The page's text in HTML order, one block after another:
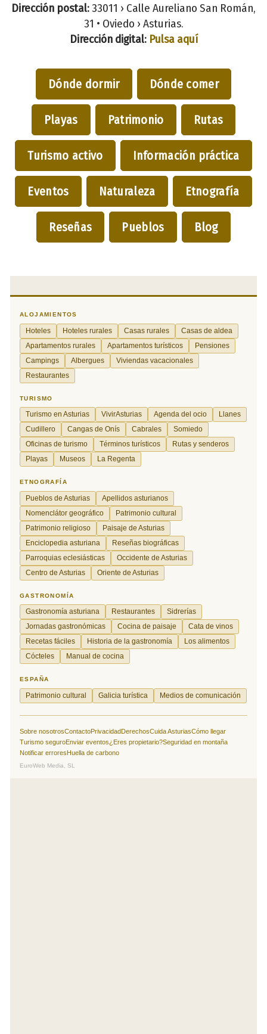
Dirección postal:33011 › Calle Aureliano San Román,
31 • Oviedo › Asturias.
Dirección digital: Pulsa aquí
Dónde dormir Dónde comer
Playas Patrimonio Rutas
Turismo activo Información práctica
Eventos Naturaleza Etnografía
Reseñas Pueblos Blog